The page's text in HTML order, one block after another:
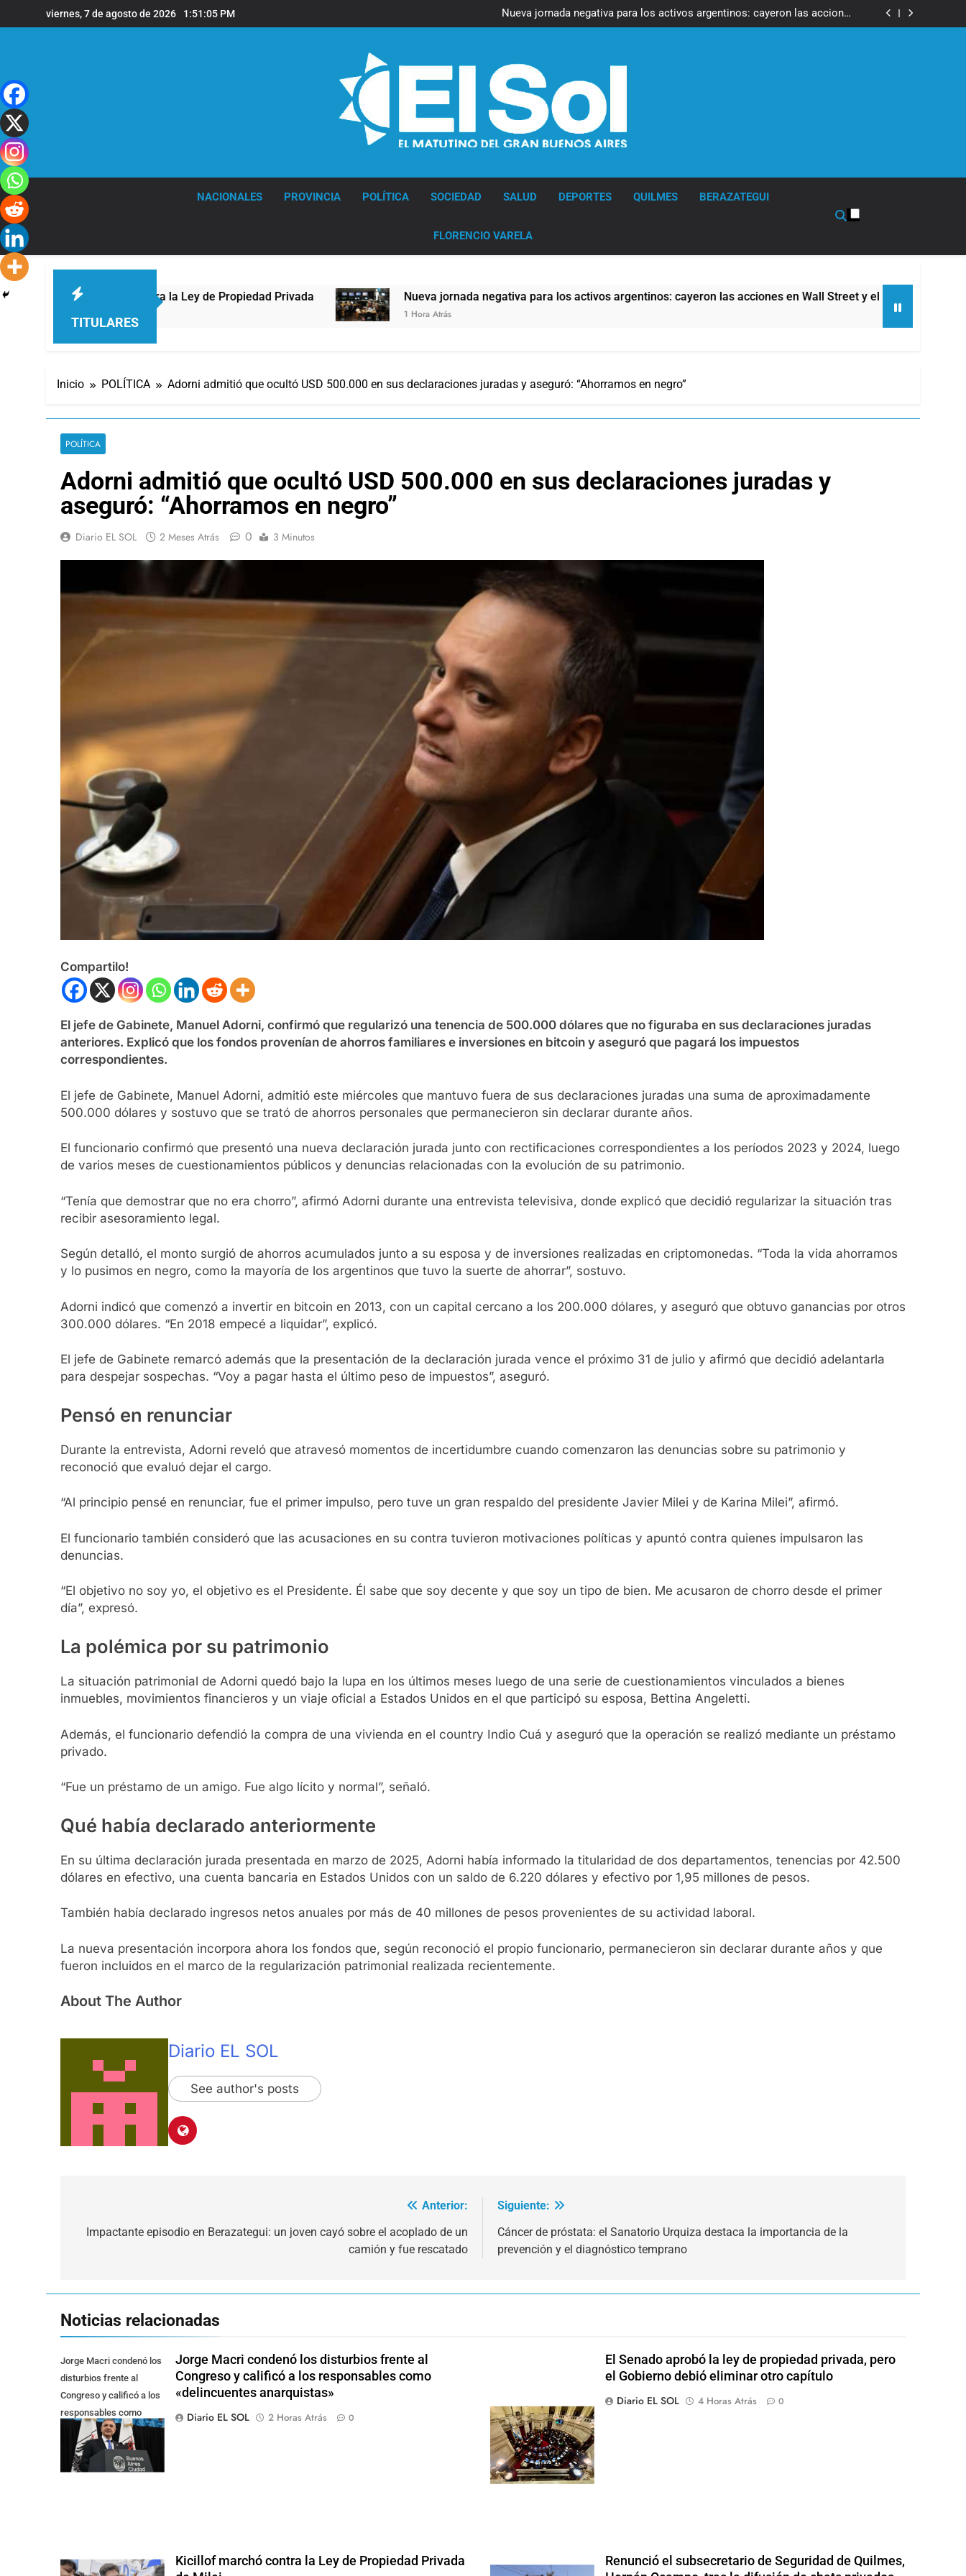
al
viernes, 7 de agosto de 2026 1:51:06 PM
Ley de Propiedad Privada
Nueva jornada negativa para los activos argentinos: cayeron las acciones
en Wall Street y el riesgo país quedó al borde de los 450 puntos
Jorge Macri condenó los disturbios frente al Congreso y calificó a los
Nueva jornada negativa para los activos argentinos: cayeron las acciones
Jorge Macri condenó los disturbios frente al Congreso y calificó a los
Día Internacional de la Cerveza: los tres secretos para servirla
NACIONALES PROVINCIA POLÍTICA SOCIEDAD SALUD DEPORTES QUILMES BERAZATEGUI
FLORENCIO VARELA
TITULARES
contra la Ley de Propiedad Privada Nueva jornada negativa para los activos argentinos: cayeron las acciones en Wall Street y el riesgo país quedó al borde de
1 Hora Atrás
Inicio POLÍTICA Adorni admitió que ocultó USD 500.000 en sus declaraciones juradas y aseguró: “Ahorramos en negro”
POLÍTICA
Adorni admitió que ocultó USD 500.000 en sus declaraciones juradas y
aseguró: “Ahorramos en negro”
Diario EL SOL 2 Meses Atrás 0 3 Minutos
Compartilo!
El jefe de Gabinete, Manuel Adorni, confirmó que regularizó una tenencia de 500.000 dólares que no figuraba en sus declaraciones juradas
anteriores. Explicó que los fondos provenían de ahorros familiares e inversiones en bitcoin y aseguró que pagará los impuestos
correspondientes.
El jefe de Gabinete, Manuel Adorni, admitió este miércoles que mantuvo fuera de sus declaraciones juradas una suma de aproximadamente
500.000 dólares y sostuvo que se trató de ahorros personales que permanecieron sin declarar durante años.
El funcionario confirmó que presentó una nueva declaración jurada junto con rectificaciones correspondientes a los períodos 2023 y 2024, luego
de varios meses de cuestionamientos públicos y denuncias relacionadas con la evolución de su patrimonio.
“Tenía que demostrar que no era chorro”, afirmó Adorni durante una entrevista televisiva, donde explicó que decidió regularizar la situación tras
recibir asesoramiento legal.
Según detalló, el monto surgió de ahorros acumulados junto a su esposa y de inversiones realizadas en criptomonedas. “Toda la vida ahorramos
y lo pusimos en negro, como la mayoría de los argentinos que tuvo la suerte de ahorrar”, sostuvo.
Adorni indicó que comenzó a invertir en bitcoin en 2013, con un capital cercano a los 200.000 dólares, y aseguró que obtuvo ganancias por otros
300.000 dólares. “En 2018 empecé a liquidar”, explicó.
El jefe de Gabinete remarcó además que la presentación de la declaración jurada vence el próximo 31 de julio y afirmó que decidió adelantarla
para despejar sospechas. “Voy a pagar hasta el último peso de impuestos”, aseguró.
Pensó en renunciar
Durante la entrevista, Adorni reveló que atravesó momentos de incertidumbre cuando comenzaron las denuncias sobre su patrimonio y
reconoció que evaluó dejar el cargo.
“Al principio pensé en renunciar, fue el primer impulso, pero tuve un gran respaldo del presidente Javier Milei y de Karina Milei”, afirmó.
El funcionario también consideró que las acusaciones en su contra tuvieron motivaciones políticas y apuntó contra quienes impulsaron las
denuncias.
“El objetivo no soy yo, el objetivo es el Presidente. Él sabe que soy decente y que soy un tipo de bien. Me acusaron de chorro desde el primer
día”, expresó.
La polémica por su patrimonio
La situación patrimonial de Adorni quedó bajo la lupa en los últimos meses luego de una serie de cuestionamientos vinculados a bienes
inmuebles, movimientos financieros y un viaje oficial a Estados Unidos en el que participó su esposa, Bettina Angeletti.
Además, el funcionario defendió la compra de una vivienda en el country Indio Cuá y aseguró que la operación se realizó mediante un préstamo
privado.
“Fue un préstamo de un amigo. Fue algo lícito y normal”, señaló.
Qué había declarado anteriormente
En su última declaración jurada presentada en marzo de 2025, Adorni había informado la titularidad de dos departamentos, tenencias por 42.500
dólares en efectivo, una cuenta bancaria en Estados Unidos con un saldo de 6.220 dólares y efectivo por 1,95 millones de pesos.
También había declarado ingresos netos anuales por más de 40 millones de pesos provenientes de su actividad laboral.
La nueva presentación incorpora ahora los fondos que, según reconoció el propio funcionario, permanecieron sin declarar durante años y que
fueron incluidos en el marco de la regularización patrimonial realizada recientemente.
About The Author
Diario EL SOL
See author's posts
de
Anterior:
Impactante episodio en Berazategui: un joven cayó sobre el acoplado de un
camión y fue rescatado
Siguiente:
Cáncer de próstata: el Sanatorio Urquiza destaca la importancia de la
prevención y el diagnóstico temprano
Noticias relacionadas
Jorge Macri condenó los
disturbios frente al
Congreso y calificó a los
responsables como
"delincuentes
anarquistas"
Jorge Macri condenó los disturbios frente al
Congreso y calificó a los responsables como
«delincuentes anarquistas»
Diario EL SOL
2 Horas Atrás 0
El Senado aprobó la ley de propiedad privada, pero
el Gobierno debió eliminar otro capítulo
Diario EL SOL
4 Horas Atrás 0
Kicillof marchó contra la Ley de Propiedad Privada
Renunció el subsecretario de Seguridad de Quilmes,